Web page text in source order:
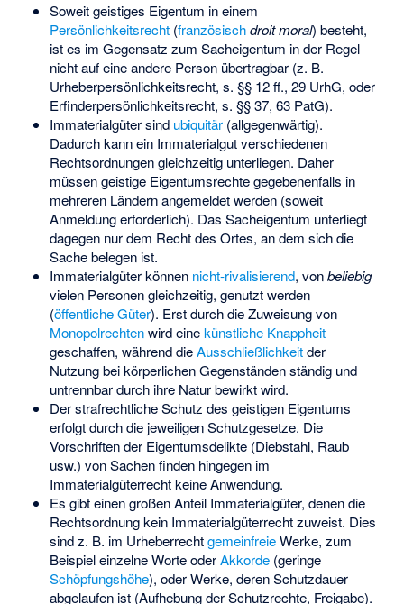
Soweit geistiges Eigentum in einem
Persönlichkeitsrecht(französisch droit moral) besteht,
ist es im Gegensatz zum Sacheigentum in der Regel
nicht auf eine andere Person übertragbar (z. B.
Urheberpersönlichkeitsrecht, s. §§ 12 ff., 29 UrhG, oder
Erfinderpersönlichkeitsrecht, s. §§ 37, 63 PatG).
Immaterialgüter sind ubiquitär(allgegenwärtig).
Dadurch kann ein Immaterialgut verschiedenen
Rechtsordnungen gleichzeitig unterliegen. Daher
müssen geistige Eigentumsrechte gegebenenfalls in
mehreren Ländern angemeldet werden (soweit
Anmeldung erforderlich). Das Sacheigentum unterliegt
dagegen nur dem Recht des Ortes, an dem sich die
Sache belegen ist.
Immaterialgüter können nicht-rivalisierend, vonbeliebig
vielen Personen gleichzeitig, genutzt werden
(öffentliche Güter). Erst durch die Zuweisung von
Monopolrechtenwird einekünstliche Knappheit
geschaffen, während dieAusschließlichkeitder
Nutzung bei körperlichen Gegenständen ständig und
untrennbar durch ihre Natur bewirkt wird.
Der strafrechtliche Schutz des geistigen Eigentums
erfolgt durch die jeweiligen Schutzgesetze. Die
Vorschriften der Eigentumsdelikte (Diebstahl, Raub
usw.) von Sachen finden hingegen im
Immaterialgüterrecht keine Anwendung.
Es gibt einen großen Anteil Immaterialgüter, denen die
Rechtsordnung kein Immaterialgüterrecht zuweist. Dies
sind z. B. im UrheberrechtgemeinfreieWerke, zum
Beispiel einzelne Worte oderAkkorde(geringe
Schöpfungshöhe), oder Werke, deren Schutzdauer
abgelaufen ist (Aufhebung der Schutzrechte, Freigabe).